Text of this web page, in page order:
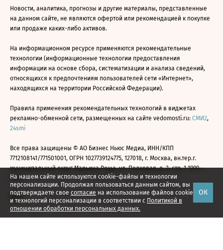
На нашем сайте используются cookie-файлы и технологии
персонализации. Продолжая пользоваться данным сайтом, вы
подтверждаете свое согласие на использование файлов cookie
и технологий персонализации в соответствии с Политикой в
отношении обработки персональных данных.
ОК
Новости, аналитика, прогнозы и другие материалы, представленные
на данном сайте, не являются офертой или рекомендацией к покупке
или продаже каких-либо активов.
На информационном ресурсе применяются рекомендательные
технологии (информационные технологии предоставления
информации на основе сбора, систематизации и анализа сведений,
относящихся к предпочтениям пользователей сети «Интернет»,
находящихся на территории Российской Федерации).
Правила применения рекомендательных технологий в виджетах
рекламно-обменной сети, размещенных на сайте vedomosti.ru: СМИ2,
24smi
Все права защищены © АО Бизнес Ньюс Медиа, ИНН/КПП
7712108141/771501001, ОГРН 1027739124775, 127018, г. Москва, вн.тер.г.
муниципальный округ Марьина Роща, ул. Полковая, д. 3, стр. 1 1999—
2026